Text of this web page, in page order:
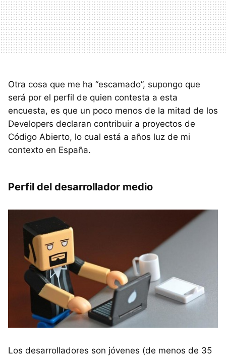
Otra cosa que me ha “escamado”, supongo que
será por el perfil de quien contesta a esta
encuesta, es que un poco menos de la mitad de los
Developers declaran contribuir a proyectos de
Código Abierto, lo cual está a años luz de mi
contexto en España.
Perfil del desarrollador medio
Los desarrolladores son jóvenes (de menos de 35